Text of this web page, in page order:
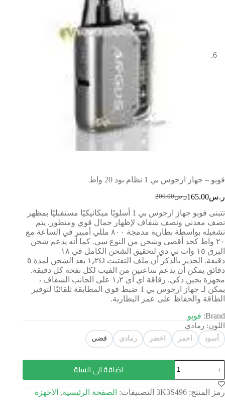
فوبو – جهاز ارجوس بي 1 نظام بود 20 واط
ر.س200.00 ر.س165.00
تتبنى فوبو جهاز ارجوس بي 1 أسلوبًا ميكانيكيًا مستقبليًا بمظهر
نصف معدني ونصف شفاف لإظهار جمال قوي ومتطور. يتم
تشغيله بواسطة بطارية مدمجة ٨٠٠ مللي أمبير في الساعة مع
٢٠ واط كحد أقصى وشحن من النوع سي. كما أنه يدعم شحن
البرق ١٥ وات بي دي لتحقيق الشحن الكامل في ١٨
دقيقة. الجدير بالذكر أن ملف التفتيت ١٫٢Ω بعد الشحن لمدة ٥
دقائق يمكن أن يدعم ساعتين من الفيب لكل نفخة كل دقيقة.
مجهزة بجين ذكي. رقاقة اي آي ١٫٢ على الجانب الشفاف ،
يمكن لـ جهاز ارجوس بي 1 ضبط قوى المطابقة تلقائيًا لتوفير
الطاقة والحفاظ على عمر البطارية.
Brand: فوبو
اللون: رمادي
أسود احمر اخضر رمادي فضي
اضافة الى السلة
رمز المنتج: 3K3S496 التصنيفات: الصفحة الرئيسية, الاجهزة